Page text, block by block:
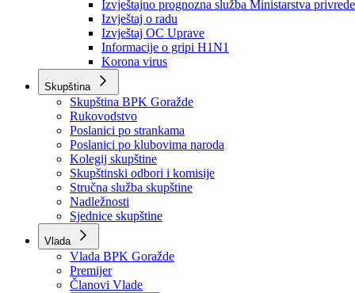
Obavještenja i izvještaji
Obavještenja Vlade
Izvještajno prognozna služba Ministarstva privrede
Izvještaj o radu
Izvještaj OC Uprave
Informacije o gripi H1N1
Korona virus
Skupština
Skupština BPK Goražde
Rukovodstvo
Poslanici po strankama
Poslanici po klubovima naroda
Kolegij skupštine
Skupštinski odbori i komisije
Stručna služba skupštine
Nadležnosti
Sjednice skupštine
Vlada